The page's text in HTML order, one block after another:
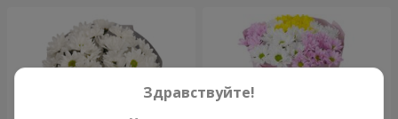
Здравствуйте!